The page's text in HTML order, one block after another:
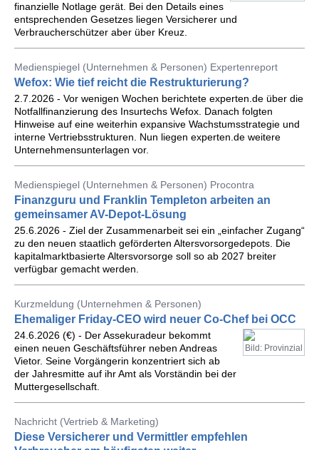
finanzielle Notlage gerät. Bei den Details eines
entsprechenden Gesetzes liegen Versicherer und
Verbraucherschützer aber über Kreuz.
Medienspiegel (Unternehmen & Personen) Expertenreport
Wefox: Wie tief reicht die Restrukturierung?
2.7.2026 - Vor wenigen Wochen berichtete experten.de über die
Notfallfinanzierung des Insurtechs Wefox. Danach folgten
Hinweise auf eine weiterhin expansive Wachstumsstrategie und
interne Vertriebsstrukturen. Nun liegen experten.de weitere
Unternehmensunterlagen vor.
Medienspiegel (Unternehmen & Personen) Procontra
Finanzguru und Franklin Templeton arbeiten an
gemeinsamer AV-Depot-Lösung
25.6.2026 - Ziel der Zusammenarbeit sei ein „einfacher Zugang“
zu den neuen staatlich geförderten Altersvorsorgedepots. Die
kapitalmarktbasierte Altersvorsorge soll so ab 2027 breiter
verfügbar gemacht werden.
Kurzmeldung (Unternehmen & Personen)
Ehemaliger Friday-CEO wird neuer Co-Chef bei OCC
Bild: Provinzial
24.6.2026 (€) - Der Assekuradeur bekommt
einen neuen Geschäftsführer neben Andreas
Vietor. Seine Vorgängerin konzentriert sich ab
der Jahresmitte auf ihr Amt als Vorständin bei der
Muttergesellschaft.
Nachricht (Vertrieb & Marketing)
Diese Versicherer und Vermittler empfehlen